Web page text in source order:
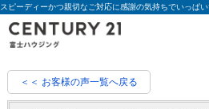
＜＜ お客様の声一覧へ戻る